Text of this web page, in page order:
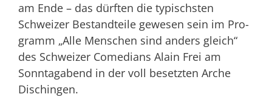
am Ende – das dürften die typischsten
Schweizer Bestandteile gewesen sein im Pro­
gramm „Alle Menschen sind anders gleich“
des Schweizer Comedians Alain Frei am
Sonntagabend in der voll besetzten Arche
Dischingen.